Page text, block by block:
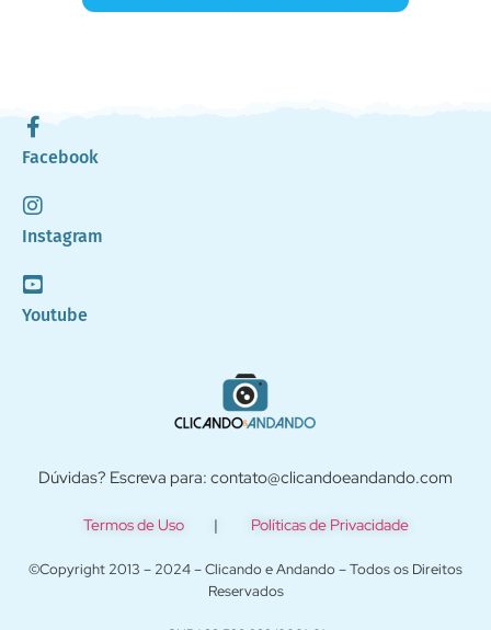
Facebook
Instagram
Youtube
Dúvidas? Escreva para: contato@clicandoeandando.com
Termos de Uso| Políticas de Privacidade
©Copyright 2013 – 2024 – Clicando e Andando – Todos os Direitos
Reservados